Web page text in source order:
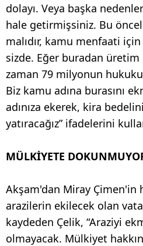
dolayı. Veya başka
hale getirmişsiniz. Bu
malıdır, kamu menfaati
sizde. Eğer buradan
zaman 79 milyonun
Biz kamu adına burasını
adınıza ekerek, kira
yatıracağız” ifadelerini
MÜLKİYETE
Akşam'dan Miray Çimen'in
arazilerin ekilecek olan
kaydeden Çelik, “Araziyi
olmayacak. Mülkiyet